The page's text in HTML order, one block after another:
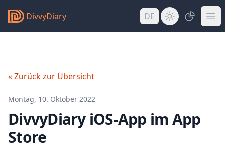
DivvyDiary DE
« Zurück zur Übersicht
Montag, 10. Oktober 2022
DivvyDiary iOS-App im App
Store